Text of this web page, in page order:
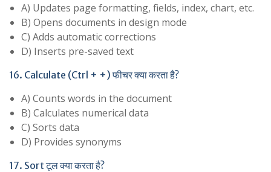
A) Updates page formatting, fields, index, chart, etc.
B) Opens documents in design mode
C) Adds automatic corrections
D) Inserts pre-saved text
16. Calculate (Ctrl + +) फीचर क्या करता है?
A) Counts words in the document
B) Calculates numerical data
C) Sorts data
D) Provides synonyms
17. Sort टूल क्या करता है?